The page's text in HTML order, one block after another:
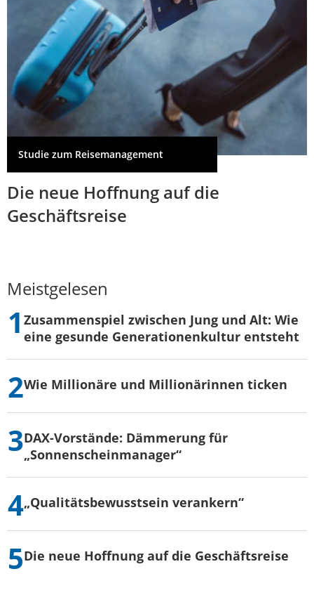
Studie zum Reisemanagement
Die neue Hoffnung auf die
Geschäftsreise
Meistgelesen
Zusammenspiel zwischen Jung und Alt: Wie
eine gesunde Generationenkultur entsteht
Wie Millionäre und Millionärinnen ticken
DAX-Vorstände: Dämmerung für
„Sonnenscheinmanager“
„Qualitätsbewusstsein verankern“
Die neue Hoffnung auf die Geschäftsreise